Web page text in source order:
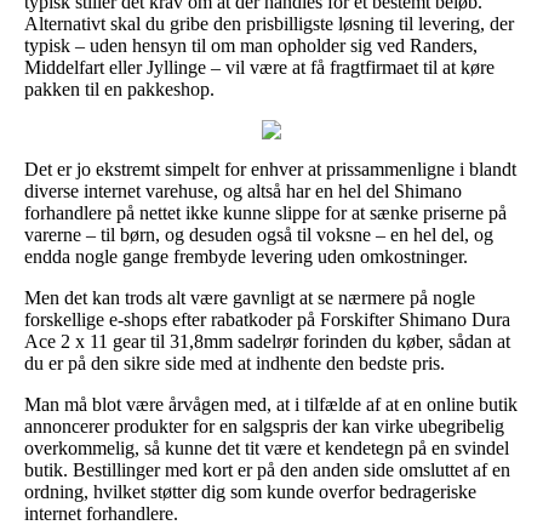
Alternativt skal du gribe den prisbilligste løsning til levering, der
typisk – uden hensyn til om man opholder sig ved Randers,
Middelfart eller Jyllinge – vil være at få fragtfirmaet til at køre
pakken til en pakkeshop.
Det er jo ekstremt simpelt for enhver at prissammenligne i blandt
diverse internet varehuse, og altså har en hel del Shimano
forhandlere på nettet ikke kunne slippe for at sænke priserne på
varerne – til børn, og desuden også til voksne – en hel del, og
endda nogle gange frembyde levering uden omkostninger.
Men det kan trods alt være gavnligt at se nærmere på nogle
forskellige e-shops efter rabatkoder på Forskifter Shimano Dura
Ace 2 x 11 gear til 31,8mm sadelrør forinden du køber, sådan at
du er på den sikre side med at indhente den bedste pris.
Man må blot være årvågen med, at i tilfælde af at en online butik
annoncerer produkter for en salgspris der kan virke ubegribelig
overkommelig, så kunne det tit være et kendetegn på en svindel
butik. Bestillinger med kort er på den anden side omsluttet af en
ordning, hvilket støtter dig som kunde overfor bedrageriske
internet forhandlere.